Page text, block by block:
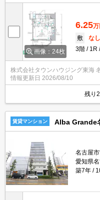
画像：24枚
6.25万
敷
なし
3階
1R
株式会社タウンハウジング東海
情報更新日 2026/08/10
残り
賃貸マンション Alba Grande
名古屋
愛知県
築7年